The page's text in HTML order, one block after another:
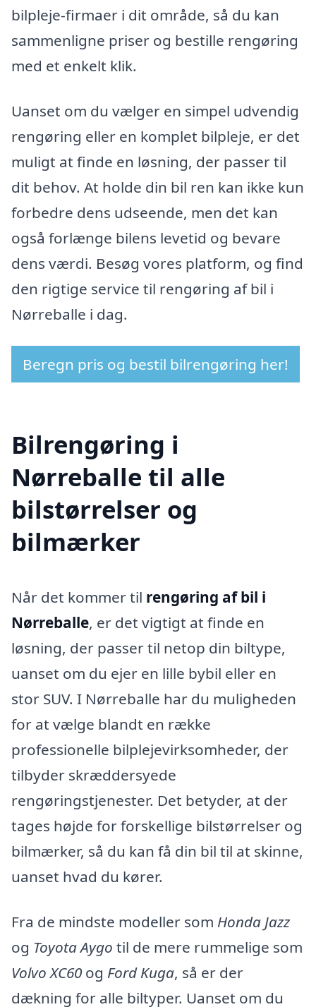
bilpleje-firmaer i dit område, så du kan
sammenligne priser og bestille rengøring
med et enkelt klik.
Uanset om du vælger en simpel udvendig
rengøring eller en komplet bilpleje, er det
muligt at finde en løsning, der passer til
dit behov. At holde din bil ren kan ikke kun
forbedre dens udseende, men det kan
også forlænge bilens levetid og bevare
dens værdi. Besøg vores platform, og find
den rigtige service til rengøring af bil i
Nørreballe i dag.
Beregn pris og bestil bilrengøring her!
Bilrengøring i
Nørreballe til alle
bilstørrelser og
bilmærker
Når det kommer til rengøring af bil i
Nørreballe, er det vigtigt at finde en
løsning, der passer til netop din biltype,
uanset om du ejer en lille bybil eller en
stor SUV. I Nørreballe har du muligheden
for at vælge blandt en række
professionelle bilplejevirksomheder, der
tilbyder skræddersyede
rengøringstjenester. Det betyder, at der
tages højde for forskellige bilstørrelser og
bilmærker, så du kan få din bil til at skinne,
uanset hvad du kører.
Fra de mindste modeller som Honda Jazz
og Toyota Aygo til de mere rummelige som
Volvo XC60 og Ford Kuga, så er der
dækning for alle biltyper. Uanset om du